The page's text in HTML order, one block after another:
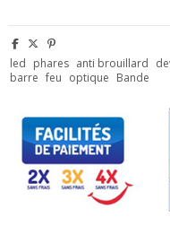
led phares anti brouillard
barre feu optique Bande